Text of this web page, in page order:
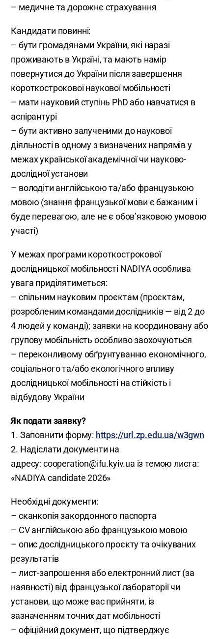
– медичне та дорожнє страхування
Кандидати повинні:
– бути громадянами України, які наразі
проживають в Україні, та мають намір
повернутися до України після завершення
короткострокової наукової мобільності
– мати науковий ступінь PhD або навчатися в
аспірантурі
– бути активно залученими до наукової
діяльності в одному з визначених напрямів у
межах української академічної чи науково-
дослідної установи
– володіти англійською та/або французькою
мовою (знання французької мови є бажаним і
буде перевагою, але не є обов’язковою умовою
участі)
У межах програми короткострокової
дослідницької мобільності NADIYA особлива
увага приділятиметься:
– спільним науковим проєктам (проєктам,
розробленим командами дослідників — від 2 до
4 людей у команді); заявки на координовану або
групову мобільність особливо заохочуються
– переконливому обґрунтуванню економічного,
соціального та/або екологічного впливу
дослідницької мобільності на стійкість і
відбудову України
Як подати заявку?
1. Заповнити форму: https://url.zp.edu.ua/w3gwn
2. Надіслати документи на
адресу: cooperation@ifu.kyiv.ua із темою листа:
«NADIYA candidate 2026»
Необхідні документи:
– сканкопія закордонного паспорта
– CV англійською або французькою мовою
– опис дослідницького проєкту та очікуваних
результатів
– лист-запрошення або електронний лист (за
наявності) від французької лабораторії чи
установи, що може вас прийняти, із
зазначенням точних дат мобільності
– офіційний документ, що підтверджує